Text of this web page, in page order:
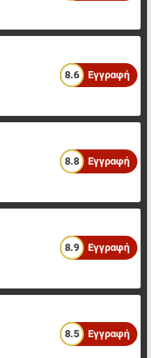
8.6 Εγγραφή
8.8 Εγγραφή
8.9 Εγγραφή
8.5 Εγγραφή